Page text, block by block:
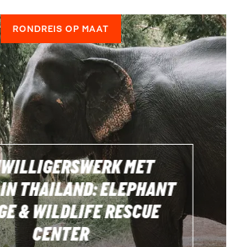
RONDREIS OP MAAT
MET
THAILAND: ELEPHANT
& WILDLIFE RESCUE
CENTER